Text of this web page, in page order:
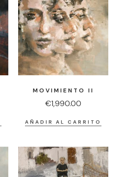
MOVIMIENTO II
€1,990.00
AÑADIR AL CARRITO